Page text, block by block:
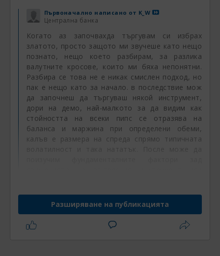
Първоначално написано от K_W
Централна банка
Когато аз започвахда търгувам си избрах
златото, просто защото ми звучеше като нещо
познато, нещо което разбирам, за разлика
валутните кросове, които ми бяха непонятни.
Разбира се това не е никак смислен подход, но
пак е нещо като за начало. в последствие мож
да започнеш да търгуваш някой инструмент,
дори на демо, най-малкото за да видим как
стойността на всеки пипс се отразява на
баланса и маржина при определени обеми,
калъв е размера на спреда спрямо типичната
долу смислени насоки и подходи но като цяло са
леко аматьорски или по-скоро за начинаещи и
върват предимно с дискрешанал трейдинга.
По сериозните и смислени неща за мен са
Разширяване на публикацията